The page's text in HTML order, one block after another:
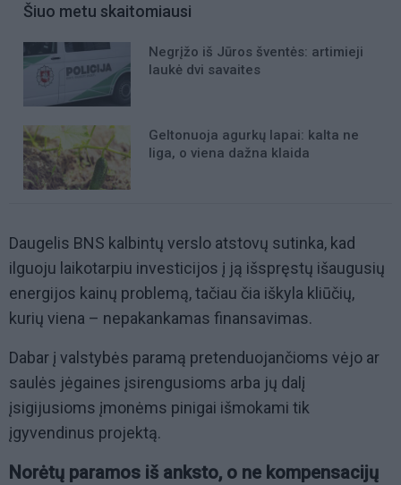
Šiuo metu skaitomiausi
Negrįžo iš Jūros šventės: artimieji
laukė dvi savaites
Geltonuoja agurkų lapai: kalta ne
liga, o viena dažna klaida
Daugelis BNS kalbintų verslo atstovų sutinka, kad
ilguoju laikotarpiu investicijos į ją išspręstų išaugusių
energijos kainų problemą, tačiau čia iškyla kliūčių,
kurių viena – nepakankamas finansavimas.
Dabar į valstybės paramą pretenduojančioms vėjo ar
saulės jėgaines įsirengusioms arba jų dalį
įsigijusioms įmonėms pinigai išmokami tik
įgyvendinus projektą.
Norėtų paramos iš anksto, o ne kompensacijų